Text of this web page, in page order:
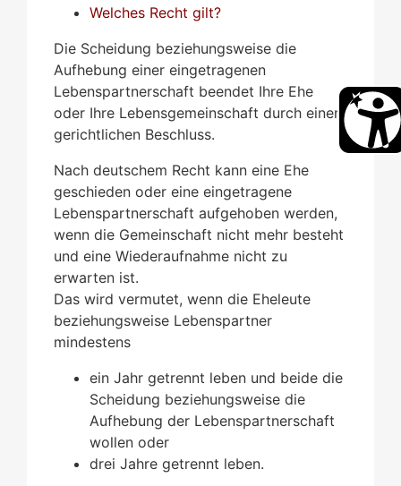
Welches Recht gilt?
Die Scheidung beziehungsweise die
Aufhebung einer eingetragenen
Lebenspartnerschaft beendet Ihre Ehe
oder Ihre Lebensgemeinschaft durch einen
gerichtlichen Beschluss.
Nach deutschem Recht kann eine Ehe
geschieden oder eine eingetragene
Lebenspartnerschaft aufgehoben werden,
wenn die Gemeinschaft nicht mehr besteht
und eine Wiederaufnahme nicht zu
erwarten ist.
Das wird vermutet, wenn die Eheleute
beziehungsweise Lebenspartner
mindestens
ein Jahr getrennt leben und beide die
Scheidung beziehungsweise die
Aufhebung der Lebenspartnerschaft
wollen oder
drei Jahre getrennt leben.